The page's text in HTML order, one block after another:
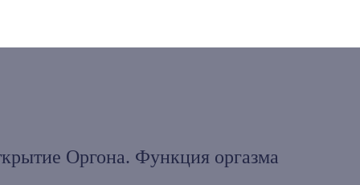
Оргона. Функция оргазма